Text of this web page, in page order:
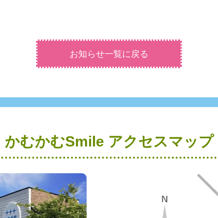
お知らせ一覧に戻る
かむかむSmile アクセスマップ